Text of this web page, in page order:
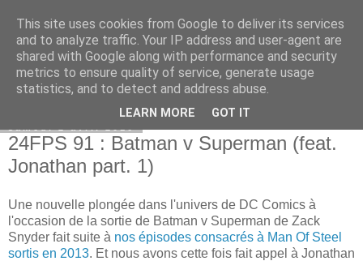
Bepod
24FPS 91 : Batman v Superman (feat.
Jonathan part. 1)
Une nouvelle plongée dans l'univers de DC Comics à
l'occasion de la sortie de Batman v Superman de Zack
Snyder fait suite à nos épisodes consacrés à Man Of Steel
sortis en 2013. Et nous avons cette fois fait appel à Jonathan
This site uses cookies from Google to deliver its services
and to analyze traffic. Your IP address and user-agent are
shared with Google along with performance and security
metrics to ensure quality of service, generate usage
statistics, and to detect and address abuse.
LEARN MORE GOT IT